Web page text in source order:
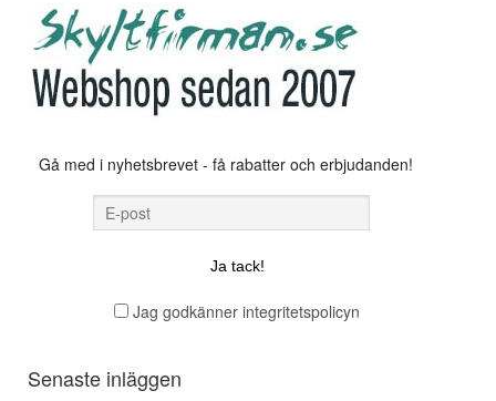
Gå med i nyhetsbrevet - få rabatter och erbjudanden!
Jag godkänner integritetspolicyn
Senaste inläggen